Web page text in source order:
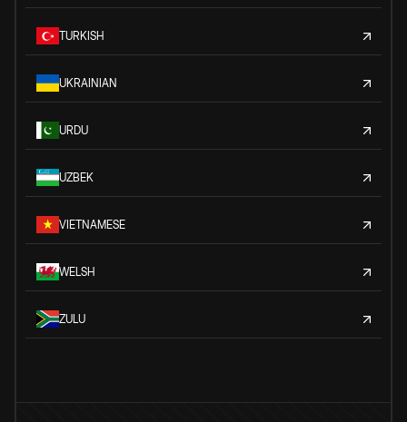
TURKISH
UKRAINIAN
URDU
UZBEK
VIETNAMESE
WELSH
ZULU